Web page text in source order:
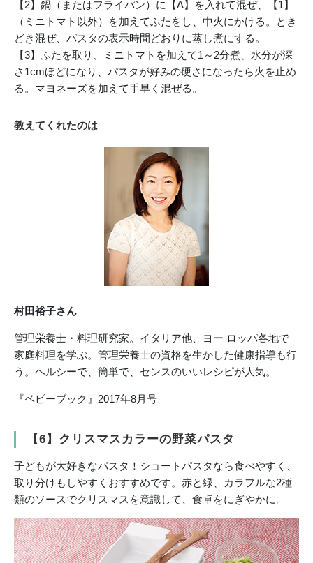
【2】鍋（またはフライパン）に【A】を入れて混ぜ、【1】
（ミニトマト以外）を加えてふたをし、中火にかける。とき
どき混ぜ、パスタの表示時間どおりに蒸し煮にする。
【3】ふたを取り、ミニトマトを加えて1～2分煮、水分が深
さ1cmほどになり、パスタが好みの硬さになったら火を止め
る。マヨネーズを加えて手早く混ぜる。
教えてくれたのは
村田裕子さん
管理栄養士・料理研究家。イタリア他、ヨー ロッパ各地で
家庭料理を学ぶ。管理栄養士の資格を生かした健康指導も行
う。ヘルシーで、簡単で、センスのいいレシピが人気。
『ベビーブック』2017年8月号
【6】クリスマスカラーの野菜パスタ
子どもが大好きなパスタ！ショートパスタなら食べやすく、
取り分けもしやすくおすすめです。赤と緑、カラフルな2種
類のソースでクリスマスを意識して、食卓をにぎやかに。